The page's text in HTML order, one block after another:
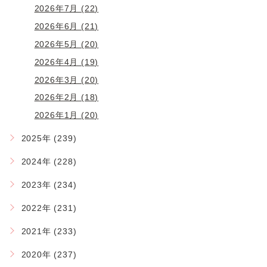
2026年7月 (22)
2026年6月 (21)
2026年5月 (20)
2026年4月 (19)
2026年3月 (20)
2026年2月 (18)
2026年1月 (20)
2025年 (239)
2024年 (228)
2023年 (234)
2022年 (231)
2021年 (233)
2020年 (237)